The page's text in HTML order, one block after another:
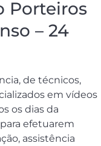
Porteiros
– 24
de técnicos,
em vídeos
os dias da
efetuarem
assistência